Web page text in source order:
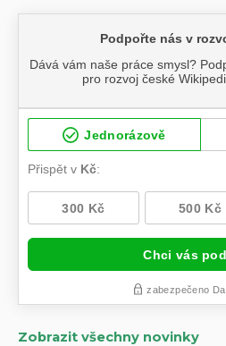
Zobrazit všechny novinky